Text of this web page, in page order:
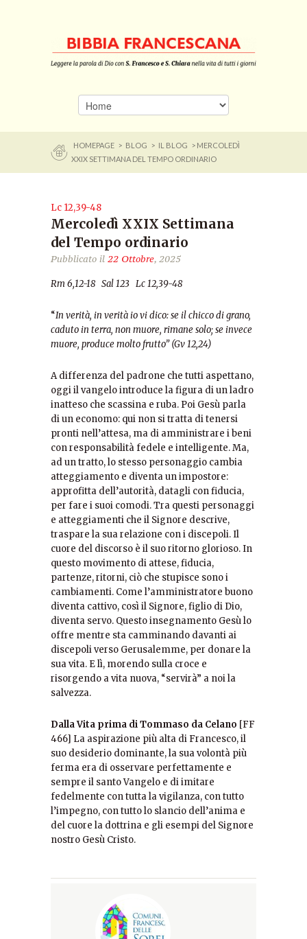
HOMEPAGE > BLOG > IL BLOG
> MERCOLEDÌ
XXIX SETTIMANA DEL TEMPO ORDINARIO
Lc 12,39-48
Mercoledì XXIX Settimana
del Tempo ordinario
Pubblicato il 22 Ottobre, 2025
Rm 6,12-18 Sal 123 Lc 12,39-48
“In verità, in verità io vi dico: se il chicco di grano,
caduto in terra, non muore, rimane solo; se invece
muore, produce molto frutto”(Gv 12,24)
A differenza del padrone che tutti aspettano,
oggi il vangelo introduce la figura di un ladro
inatteso che scassina e ruba. Poi Gesù parla
di un economo: qui non si tratta di tenersi
pronti nell’attesa, ma di amministrare i beni
con responsabilità fedele e intelligente. Ma,
ad un tratto, lo stesso personaggio cambia
atteggiamento e diventa un impostore:
approfitta dell’autorità, datagli con fiducia,
per fare i suoi comodi. Tra questi personaggi
e atteggiamenti che il Signore descrive,
traspare la sua relazione con i discepoli. Il
cuore del discorso è il suo ritorno glorioso. In
questo movimento di attese, fiducia,
partenze, ritorni, ciò che stupisce sono i
cambiamenti. Come l’amministratore buono
diventa cattivo, così il Signore, figlio di Dio,
diventa servo. Questo insegnamento Gesù lo
offre mentre sta camminando davanti ai
discepoli verso Gerusalemme, per donare la
sua vita. E lì, morendo sulla croce e
risorgendo a vita nuova, “servirà” a noi la
salvezza.
Dalla Vita prima di Tommaso da Celano [FF
466] La aspirazione più alta di Francesco, il
suo desiderio dominante, la sua volontà più
ferma era di osservare perfettamente e
sempre il santo Vangelo e di imitare
fedelmente con tutta la vigilanza, con tutto
l’impegno, con tutto lo slancio dell’anima e
del cuore la dottrina e gli esempi del Signore
nostro Gesù Cristo.